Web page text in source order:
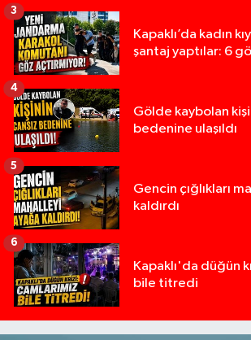
Kapaklı’da kadın
şantaj yaptılar: 6
3
Gölde kaybolan
bedenine ulaşıldı
4
Gencin çığlıkları
kaldırdı
5
Kapaklı'da düğün
bile titredi
6